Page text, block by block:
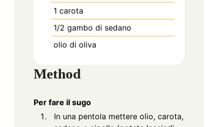
1 carota
1/2 gambo di sedano
olio di oliva
Method
Per fare il sugo
In una pentola mettere olio, carota,